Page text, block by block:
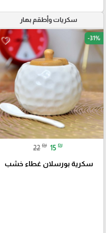
سكريات وأطقم بهار
favorite_border -31%
22 ₪ 15 ₪
سكرية بورسلان غطاء خشب